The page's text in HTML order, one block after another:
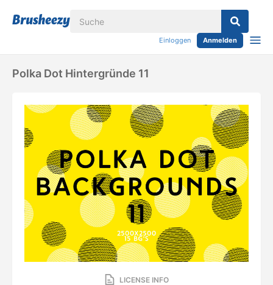
Einloggen Anmelden
Polka Dot Hintergründe 11
LICENSE INFO